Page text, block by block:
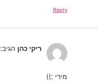
Reply
ריקי כהן הגיב:
מירי :))